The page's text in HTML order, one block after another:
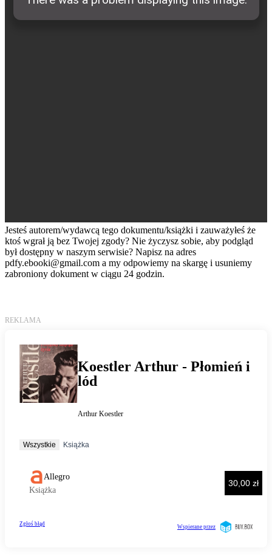
Jesteś autorem/wydawcą tego dokumentu/książki i zauważyłeś że
ktoś wgrał ją bez Twojej zgody? Nie życzysz sobie, aby podgląd
był dostępny w naszym serwisie? Napisz na adres
pdfy.ebooki@gmail.com a my odpowiemy na skargę i usuniemy
zabroniony dokument w ciągu 24 godzin.